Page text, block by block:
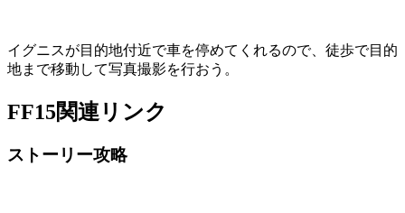
イグニスが目的地付近で車を停めてくれるので、徒歩で目的
地まで移動して写真撮影を行おう。
FF15関連リンク
ストーリー攻略